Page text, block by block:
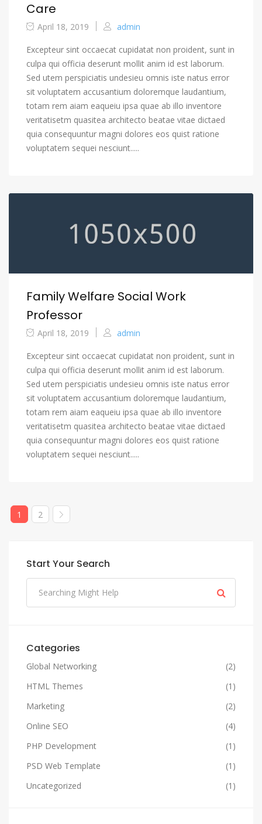
Care
April 18, 2019 admin
Excepteur sint occaecat cupidatat non proident, sunt in
culpa qui officia deserunt mollit anim id est laborum.
Sed utem perspiciatis undesieu omnis iste natus error
sit voluptatem accusantium doloremque laudantium,
totam rem aiam eaqueiu ipsa quae ab illo inventore
veritatisetm quasitea architecto beatae vitae dictaed
quia consequuntur magni dolores eos quist ratione
voluptatem sequei nesciunt.....
Family Welfare Social Work
Professor
April 18, 2019 admin
Excepteur sint occaecat cupidatat non proident, sunt in
culpa qui officia deserunt mollit anim id est laborum.
Sed utem perspiciatis undesieu omnis iste natus error
sit voluptatem accusantium doloremque laudantium,
totam rem aiam eaqueiu ipsa quae ab illo inventore
veritatisetm quasitea architecto beatae vitae dictaed
quia consequuntur magni dolores eos quist ratione
voluptatem sequei nesciunt.....
1 2
Start Your Search
Categories
Global Networking
(2)
HTML Themes
(1)
Marketing
(2)
Online SEO
(4)
PHP Development
(1)
PSD Web Template
(1)
Uncategorized
(1)